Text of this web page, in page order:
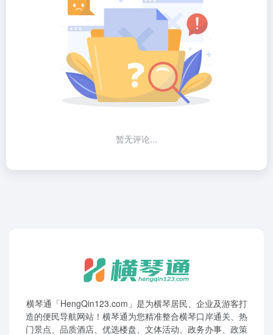
暂无评论...
横琴通「HengQin123.com」是为横琴居民、企业及游客打
造的便民导航网站！横琴通为您精准整合横琴口岸通关、热
门景点、品质酒店、优选楼盘、文体活动、政务办事、政策